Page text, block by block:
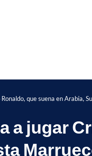
que suena en Arabia,
a jugar